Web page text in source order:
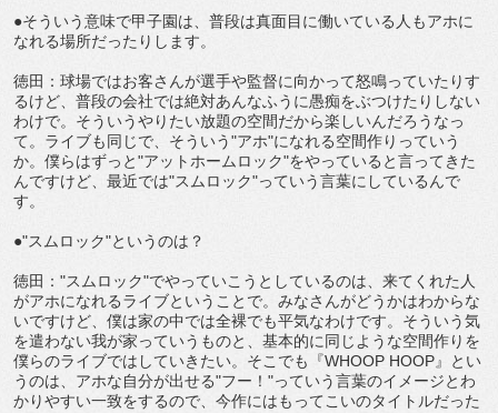
●そういう意味で甲子園は、普段は真面目に働いている人もアホに
なれる場所だったりします。
徳田：球場ではお客さんが選手や監督に向かって怒鳴っていたりす
るけど、普段の会社では絶対あんなふうに愚痴をぶつけたりしない
わけで。そういうやりたい放題の空間だから楽しいんだろうなっ
て。ライブも同じで、そういう"アホ"になれる空間作りっていう
か。僕らはずっと"アットホームロック"をやっていると言ってきた
んですけど、最近では"スムロック"っていう言葉にしているんで
す。
●"スムロック"というのは？
徳田："スムロック"でやっていこうとしているのは、来てくれた人
がアホになれるライブということで。みなさんがどうかはわからな
いですけど、僕は家の中では全裸でも平気なわけです。そういう気
を遣わない我が家っていうものと、基本的に同じような空間作りを
僕らのライブではしていきたい。そこでも『WHOOP HOOP』とい
うのは、アホな自分が出せる"フー！"っていう言葉のイメージとわ
かりやすい一致をするので、今作にはもってこいのタイトルだった